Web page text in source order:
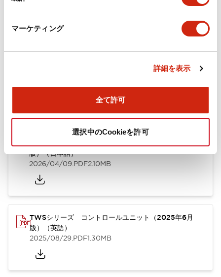
マーケティング
詳細を表示
全て許可
選択中のCookieを許可
規格・認証 技術文書
版）（日本語）
2026/04/09.PDF2.10MB
TWSシリーズ コントロールユニット（2025年6月
版）（英語）
2025/08/29.PDF1.30MB